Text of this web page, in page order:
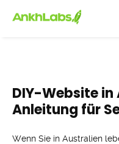
DIY-Website in
Anleitung für
Wenn Sie in Australien